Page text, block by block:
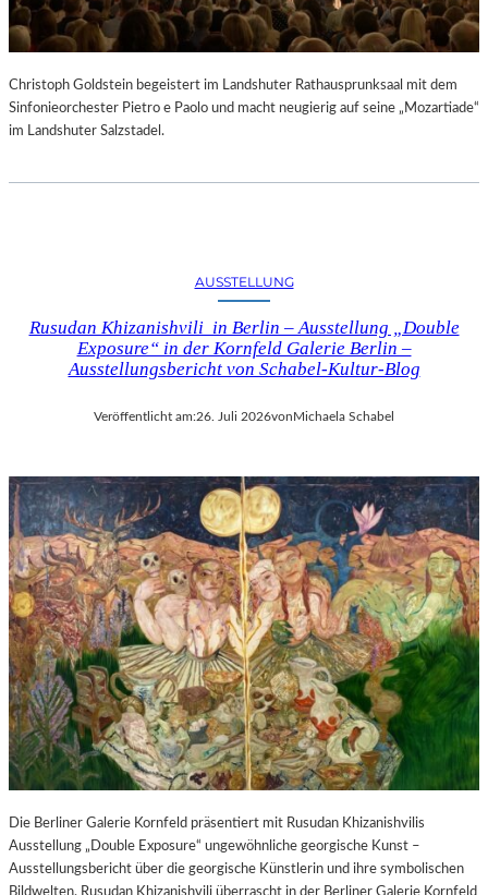
Christoph Goldstein begeistert im Landshuter Rathausprunksaal mit dem
Sinfonieorchester Pietro e Paolo und macht neugierig auf seine „Mozartiade“
im Landshuter Salzstadel.
AUSSTELLUNG
Rusudan Khizanishvili in Berlin – Ausstellung „Double
Exposure“ in der Kornfeld Galerie Berlin –
Ausstellungsbericht von Schabel-Kultur-Blog
Veröffentlicht am:26. Juli 2026von Michaela Schabel
Die Berliner Galerie Kornfeld präsentiert mit Rusudan Khizanishvilis
Ausstellung „Double Exposure“ ungewöhnliche georgische Kunst –
Ausstellungsbericht über die georgische Künstlerin und ihre symbolischen